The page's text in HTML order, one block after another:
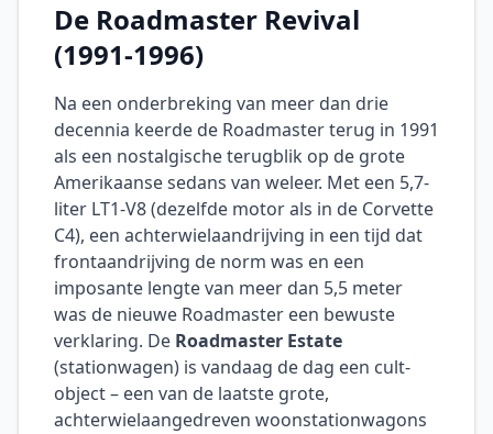
De Roadmaster Revival
(1991-1996)
Na een onderbreking van meer dan drie
decennia keerde de Roadmaster terug in 1991
als een nostalgische terugblik op de grote
Amerikaanse sedans van weleer. Met een 5,7-
liter LT1-V8 (dezelfde motor als in de Corvette
C4), een achterwielaandrijving in een tijd dat
frontaandrijving de norm was en een
imposante lengte van meer dan 5,5 meter
was de nieuwe Roadmaster een bewuste
verklaring. De Roadmaster Estate
(stationwagen) is vandaag de dag een cult-
object – een van de laatste grote,
achterwielaangedreven woonstationwagons